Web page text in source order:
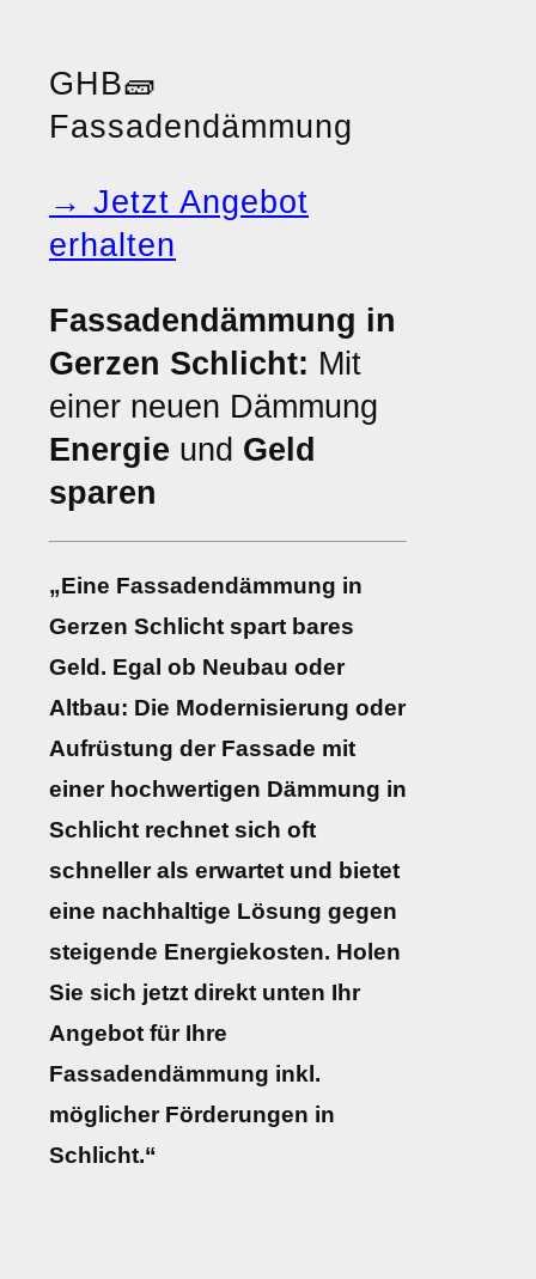
GHB🧱
Fassadendämmung
→ Jetzt Angebot
erhalten
Fassadendämmung in
Gerzen Schlicht: Mit
einer neuen Dämmung
Energie und Geld
sparen
„Eine Fassadendämmung in
Gerzen Schlicht spart bares
Geld. Egal ob Neubau oder
Altbau: Die Modernisierung oder
Aufrüstung der Fassade mit
einer hochwertigen Dämmung in
Schlicht rechnet sich oft
schneller als erwartet und bietet
eine nachhaltige Lösung gegen
steigende Energiekosten. Holen
Sie sich jetzt direkt unten Ihr
Angebot für Ihre
Fassadendämmung inkl.
möglicher Förderungen in
Schlicht.“